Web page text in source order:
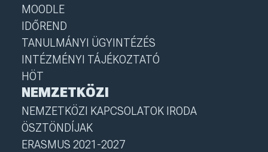
MOODLE
IDŐREND
TANULMÁNYI ÜGYINTÉZÉS
INTÉZMÉNYI TÁJÉKOZTATÓ
HÖT
NEMZETKÖZI
NEMZETKÖZI KAPCSOLATOK IRODA
ÖSZTÖNDÍJAK
ERASMUS 2021-2027